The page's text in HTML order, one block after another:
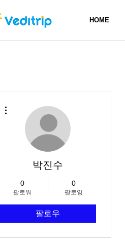
HOME
박진수
0
팔로워
0
팔로잉
팔로우